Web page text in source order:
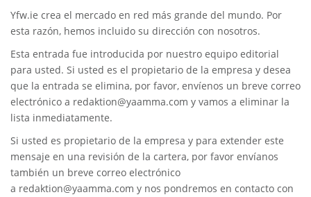
Yfw.ie crea el mercado en red más grande del mundo. Por
esta razón, hemos incluido su dirección con nosotros.
Esta entrada fue introducida por nuestro equipo editorial
para usted. Si usted es el propietario de la empresa y desea
que la entrada se elimina, por favor, envíenos un breve correo
electrónico a redaktion@yaamma.com y vamos a eliminar la
lista inmediatamente.
Si usted es propietario de la empresa y para extender este
mensaje en una revisión de la cartera, por favor envíanos
también un breve correo electrónico
a redaktion@yaamma.com y nos pondremos en contacto con